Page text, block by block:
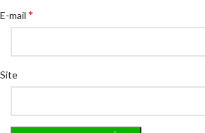
E-mail *
Site